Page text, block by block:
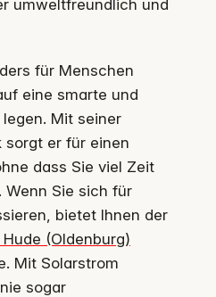
umweltfreundlich und
für Menschen
eine smarte und
Mit seiner
sorgt er für einen
dass Sie viel Zeit
Wenn Sie sich für
bietet Ihnen der
(Oldenburg)
Mit Solarstrom
sogar